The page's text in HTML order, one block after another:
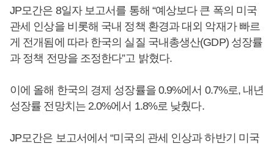
JP모간은 8일자 보고서를 통해 “예상보다 큰 폭의 미국
관세 인상을 비롯해 국내 정책 환경과 대외 악재가 빠르
게 전개됨에 따라 한국의 실질 국내총생산(GDP) 성장률
과 정책 전망을 조정한다”고 밝혔다.
이에 올해 한국의 경제 성장률을 0.9%에서 0.7%로, 내년
성장률 전망치는 2.0%에서 1.8%로 낮췄다.
JP모간은 보고서에서 “미국의 관세 인상과 하반기 미국